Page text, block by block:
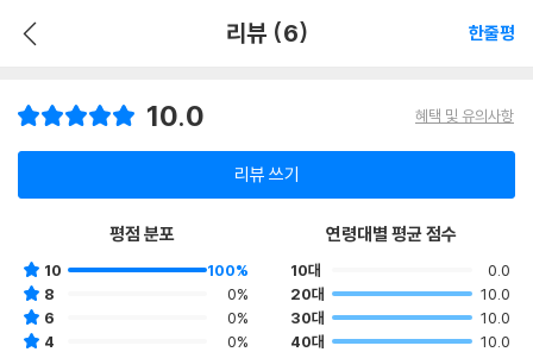
리뷰 (6) 한줄평
10.0 혜택 및 유의사항
리뷰 쓰기
평점 분포
10
100%
8
0%
6
0%
4
0%
연령대별 평균 점수
10대
0.0
20대
10.0
30대
10.0
40대
10.0